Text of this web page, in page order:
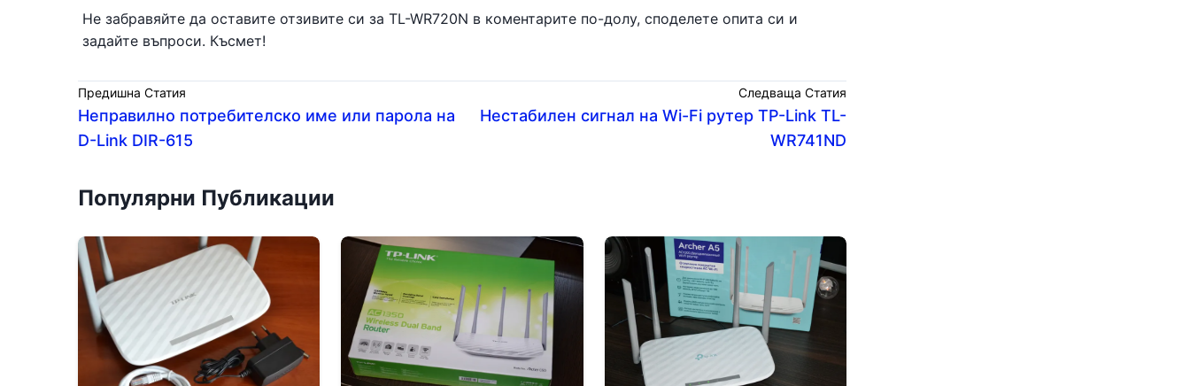
Не забравяйте да оставите отзивите си за TL-WR720N в коментарите по-долу, споделете опита си и
задайте въпроси. Късмет!
Предишна Статия
Неправилно потребителско име или парола на
D-Link DIR-615
Следваща Статия
Нестабилен сигнал на Wi-Fi рутер TP-Link TL-
WR741ND
Популярни Публикации